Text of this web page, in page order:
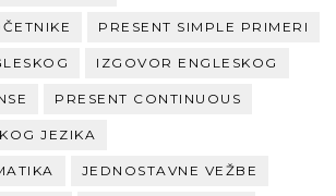
PRESENT SIMPLE PRIMERI
IZGOVOR ENGLESKOG
PRESENT CONTINUOUS
JEZIKA
JEDNOSTAVNE VEŽBE